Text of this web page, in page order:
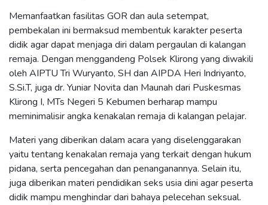
Memanfaatkan fasilitas GOR dan aula setempat,
pembekalan ini bermaksud membentuk karakter peserta
didik agar dapat menjaga diri dalam pergaulan di kalangan
remaja. Dengan menggandeng Polsek Klirong yang diwakili
oleh AIPTU Tri Wuryanto, SH dan AIPDA Heri Indriyanto,
S.Si.T, juga dr. Yuniar Novita dan Maunah dari Puskesmas
Klirong I, MTs Negeri 5 Kebumen berharap mampu
meminimalisir angka kenakalan remaja di kalangan pelajar.
Materi yang diberikan dalam acara yang diselenggarakan
yaitu tentang kenakalan remaja yang terkait dengan hukum
pidana, serta pencegahan dan penanganannya. Selain itu,
juga diberikan materi pendidikan seks usia dini agar peserta
didik mampu menghindar dari bahaya pelecehan seksual.